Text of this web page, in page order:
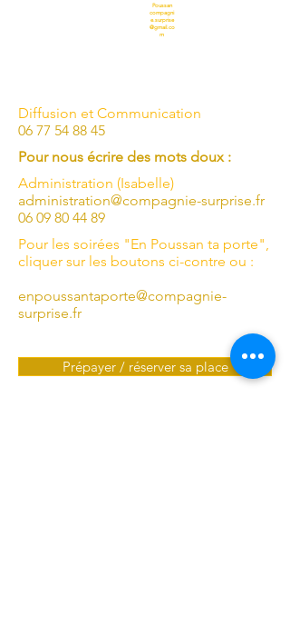
Poussan
compagni
e.surprise
@gmail.co
m
Diffusion et Communication
06 77 54 88 45
Pour nous écrire des mots doux :
Administration (Isabelle)
administration@compagnie-surprise.fr
06 09 80 44 89
Pour les soirées "En Poussan ta porte",
cliquer sur les boutons ci-contre ou :
enpoussantaporte@compagnie-
surprise.fr
Prépayer / réserver sa place